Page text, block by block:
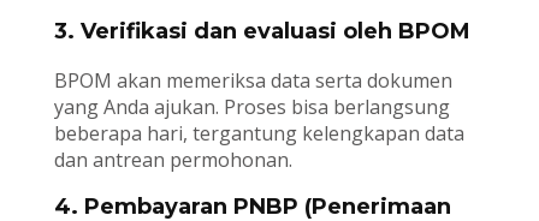
3. Verifikasi dan evaluasi oleh BPOM
BPOM akan memeriksa data serta dokumen
yang Anda ajukan. Proses bisa berlangsung
beberapa hari, tergantung kelengkapan data
dan antrean permohonan.
4. Pembayaran PNBP (Penerimaan